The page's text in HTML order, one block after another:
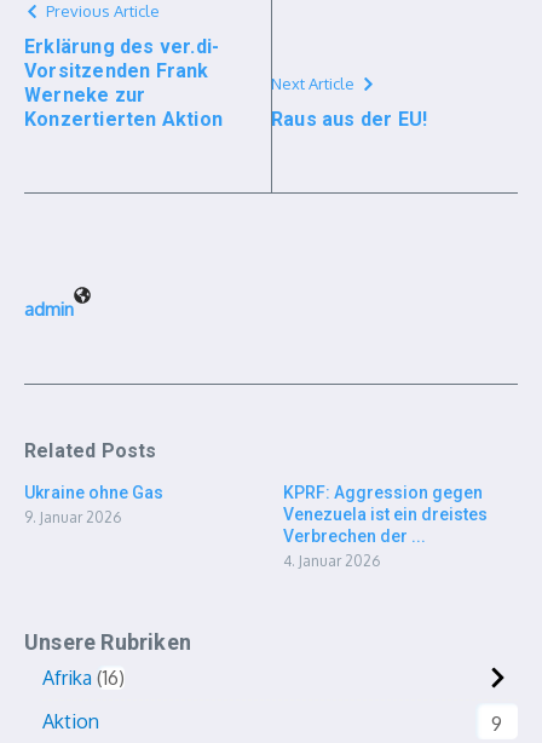
Previous Article
Erklärung des ver.di-
Vorsitzenden Frank
Werneke zur
Konzertierten Aktion
Next Article
Raus aus der EU!
admin
Related Posts
Ukraine ohne Gas
9. Januar 2026
KPRF: Aggression gegen
Venezuela ist ein dreistes
Verbrechen der ...
4. Januar 2026
Unsere Rubriken
Afrika 16
Aktion
9